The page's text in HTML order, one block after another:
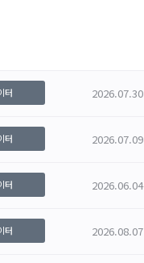
터 2026.07.30
터 2026.07.09
터 2026.06.04
터 2026.08.07